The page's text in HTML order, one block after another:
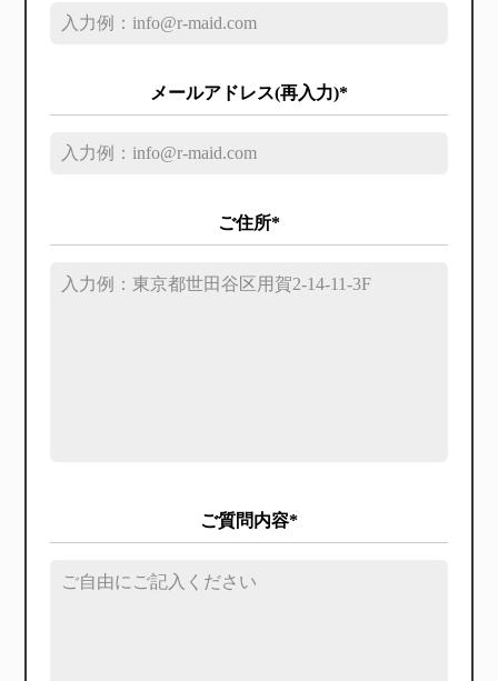
メールアドレス(再入力)*
ご住所*
ご質問内容*